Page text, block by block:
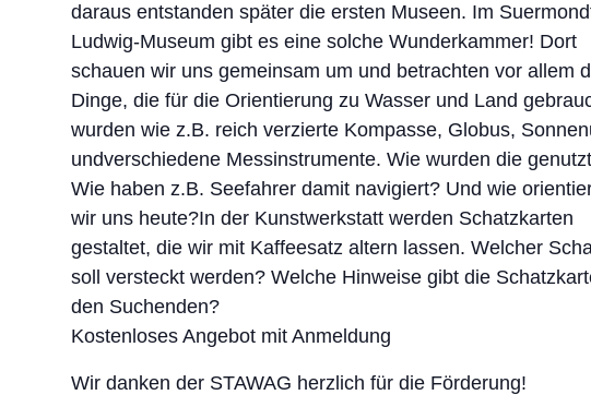
daraus entstanden später die ersten Museen. Im
Ludwig-Museum gibt es eine solche Wunderkammer! Dort
schauen wir uns gemeinsam um und betrachten vor allem
Dinge, die für die Orientierung zu Wasser und Land
wurden wie z.B. reich verzierte Kompasse, Globus,
undverschiedene Messinstrumente. Wie wurden die
Wie haben z.B. Seefahrer damit navigiert? Und wie
wir uns heute?In der Kunstwerkstatt werden Schatzkarten
gestaltet, die wir mit Kaffeesatz altern lassen. Welcher
soll versteckt werden? Welche Hinweise gibt die
den Suchenden?
Kostenloses Angebot mit Anmeldung
Wir danken der STAWAG herzlich für die Förderung!